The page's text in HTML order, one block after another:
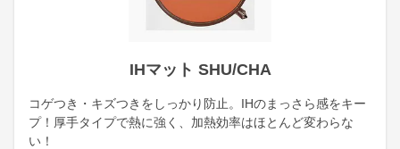
IHマット SHU/CHA
コゲつき・キズつきをしっかり防止。IHのまっさら感をキー
プ！厚手タイプで熱に強く、加熱効率はほとんど変わらな
い！